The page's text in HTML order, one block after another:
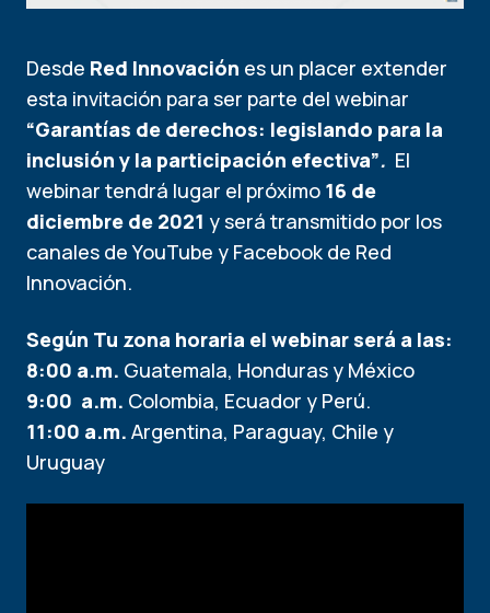
Desde Red Innovación es un placer extender
esta invitación para ser parte del webinar
“Garantías de derechos: legislando para la
inclusión y la participación efectiva”. El
webinar tendrá lugar el próximo 16 de
diciembre de 2021 y será transmitido por los
canales de YouTube y Facebook de Red
Innovación.
Según Tu zona horaria el webinar será a las:
8:00 a.m. Guatemala, Honduras y México
9:00 a.m. Colombia, Ecuador y Perú.
11:00 a.m. Argentina, Paraguay, Chile y
Uruguay